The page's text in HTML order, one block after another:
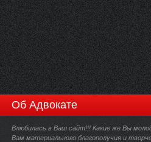
Об Адвокате
Влюбилась в Ваш сайт!!! Какие же Вы
Вам материального благополучия и